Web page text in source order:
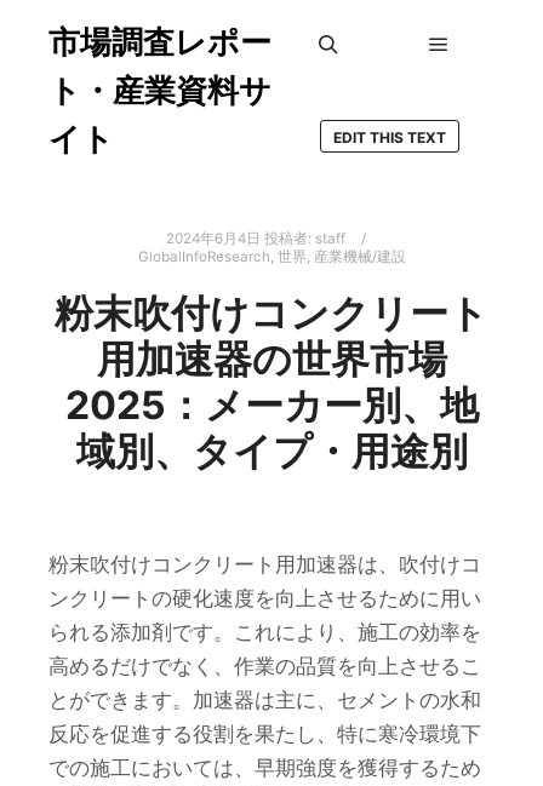
市場調査レポー
ト・産業資料サ
イト
EDIT THIS TEXT
2024年6月4日 投稿者: staff
GlobalInfoResearch, 世界, 産業機械/建設
粉末吹付けコンクリート
用加速器の世界市場
2025：メーカー別、地
域別、タイプ・用途別
粉末吹付けコンクリート用加速器は、吹付けコ
ンクリートの硬化速度を向上させるために用い
られる添加剤です。これにより、施工の効率を
高めるだけでなく、作業の品質を向上させるこ
とができます。加速器は主に、セメントの水和
反応を促進する役割を果たし、特に寒冷環境下
での施工においては、早期強度を獲得するため